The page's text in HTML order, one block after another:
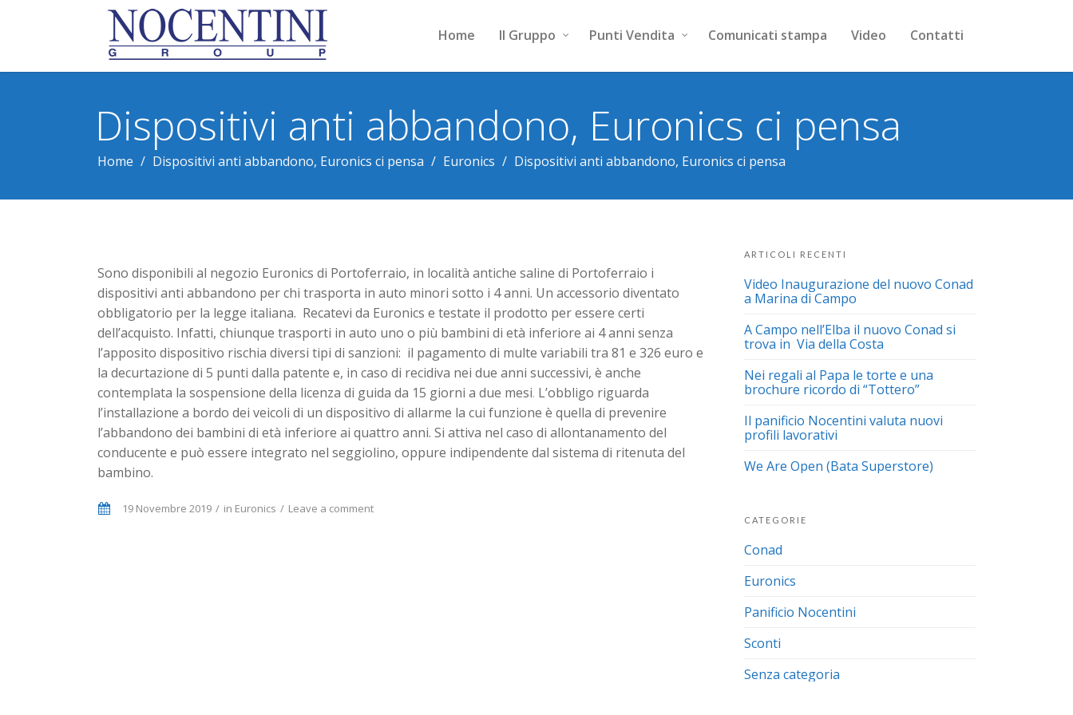
Home Il Gruppo Punti Vendita Comunicati stampa Video Contatti
Dispositivi anti abbandono, Euronics ci pensa
Home / Dispositivi anti abbandono, Euronics ci pensa / Euronics / Dispositivi anti abbandono, Euronics ci pensa
Sono disponibili al negozio Euronics di Portoferraio, in località antiche saline di Portoferraio i
dispositivi anti abbandono per chi trasporta in auto minori sotto i 4 anni. Un accessorio diventato
obbligatorio per la legge italiana. Recatevi da Euronics e testate il prodotto per essere certi
dell’acquisto. Infatti, chiunque trasporti in auto uno o più bambini di età inferiore ai 4 anni senza
l’apposito dispositivo rischia diversi tipi di sanzioni: il pagamento di multe variabili tra 81 e 326 euro e
la decurtazione di 5 punti dalla patente e, in caso di recidiva nei due anni successivi, è anche
contemplata la sospensione della licenza di guida da 15 giorni a due mesi. L’obbligo riguarda
l’installazione a bordo dei veicoli di un dispositivo di allarme la cui funzione è quella di prevenire
l’abbandono dei bambini di età inferiore ai quattro anni. Si attiva nel caso di allontanamento del
conducente e può essere integrato nel seggiolino, oppure indipendente dal sistema di ritenuta del
bambino.
19 Novembre 2019 in Euronics Leave a comment
ARTICOLI RECENTI
Video Inaugurazione del nuovo Conad
a Marina di Campo
A Campo nell’Elba il nuovo Conad si
trova in Via della Costa
Nei regali al Papa le torte e una
brochure ricordo di “Tottero”
Il panificio Nocentini valuta nuovi
profili lavorativi
We Are Open (Bata Superstore)
CATEGORIE
Conad
Euronics
Panificio Nocentini
Sconti
Senza categoria